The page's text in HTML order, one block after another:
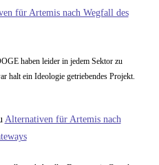
für Artemis nach Wegfall des
haben leider in jedem Sektor zu
halt ein Ideologie getriebendes Projekt.
Alternativen für Artemis nach